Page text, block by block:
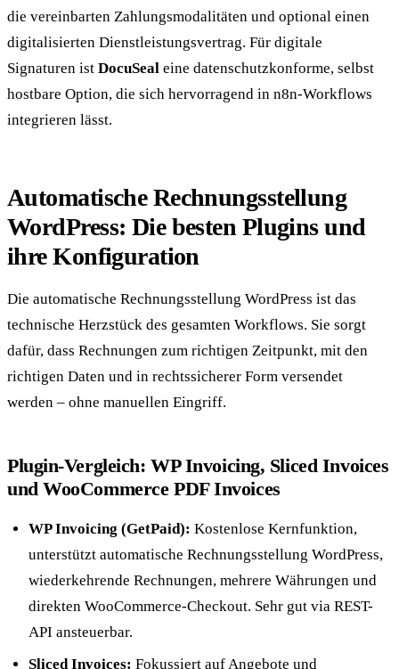
die vereinbarten Zahlungsmodalitäten und optional einen
digitalisierten Dienstleistungsvertrag. Für digitale
Signaturen ist DocuSeal eine datenschutzkonforme, selbst
hostbare Option, die sich hervorragend in n8n-Workflows
integrieren lässt.
Automatische Rechnungsstellung
WordPress: Die besten Plugins und
ihre Konfiguration
Die automatische Rechnungsstellung WordPress ist das
technische Herzstück des gesamten Workflows. Sie sorgt
dafür, dass Rechnungen zum richtigen Zeitpunkt, mit den
richtigen Daten und in rechtssicherer Form versendet
werden – ohne manuellen Eingriff.
Plugin-Vergleich: WP Invoicing, Sliced Invoices
und WooCommerce PDF Invoices
WP Invoicing (GetPaid): Kostenlose Kernfunktion,
unterstützt automatische Rechnungsstellung WordPress,
wiederkehrende Rechnungen, mehrere Währungen und
direkten WooCommerce-Checkout. Sehr gut via REST-
API ansteuerbar.
Sliced Invoices: Fokussiert auf Angebote und